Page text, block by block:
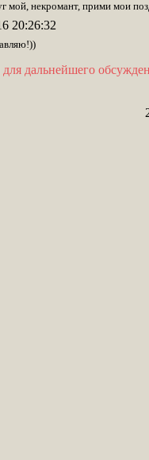
мой, некромант, прими мои
20:26:32
дальнейшего